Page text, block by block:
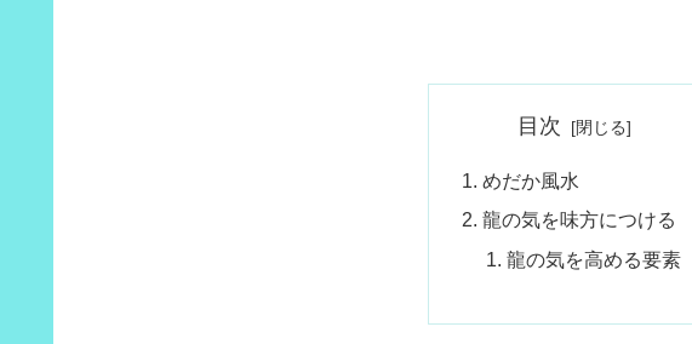
目次
めだか風水
龍の気を味方につける
龍の気を高める要素